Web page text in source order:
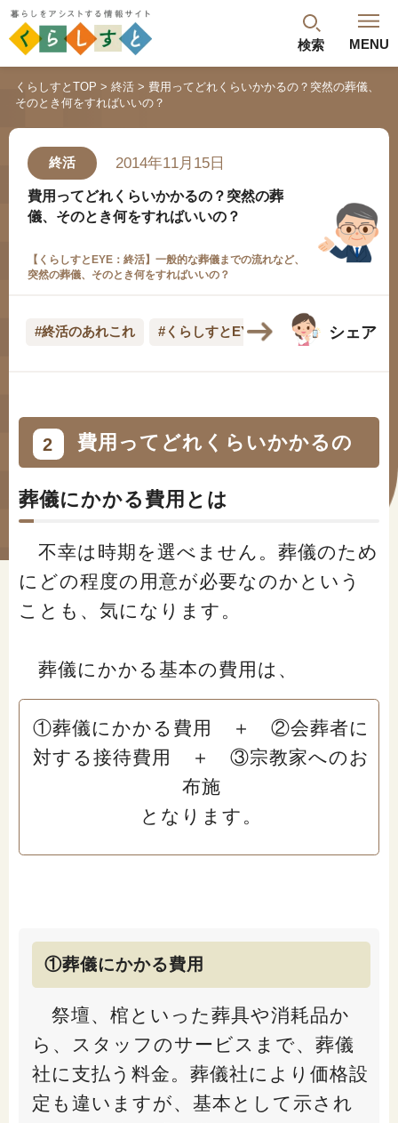
検索 MENU
閉じる
最新記事
年金のよくあるご質問
#くらしすとEYE(年金)
#ねんきんAtoZ
「健康」に関する記事
「終活」に関する記事
「家計」に関する記事
くらしすとについて
協会事業案内
プライバシーポリシー（個人情報保護方針）
くらしすとTOP 終活
費用ってどれくらいかかるの？突然の葬儀、
そのとき何をすればいいの？
終活 2014年11月15日
費用ってどれくらいかかるの？突然の葬
儀、そのとき何をすればいいの？
【くらしすとEYE：終活】一般的な葬儀までの流れなど、
突然の葬儀、そのとき何をすればいいの？
#終活のあれこれ #くらしすとEYE(終活) #葬儀・お墓
シェア
2 費用ってどれくらいかかるの
葬儀にかかる費用とは
不幸は時期を選べません。葬儀のため
にどの程度の用意が必要なのかという
ことも、気になります。
葬儀にかかる基本の費用は、
①葬儀にかかる費用 ＋ ②会葬者に
対する接待費用 ＋ ③宗教家へのお
布施
となります。
①葬儀にかかる費用
祭壇、棺といった葬具や消耗品か
ら、スタッフのサービスまで、葬儀
社に支払う料金。葬儀社により価格設
定も違いますが、基本として示され